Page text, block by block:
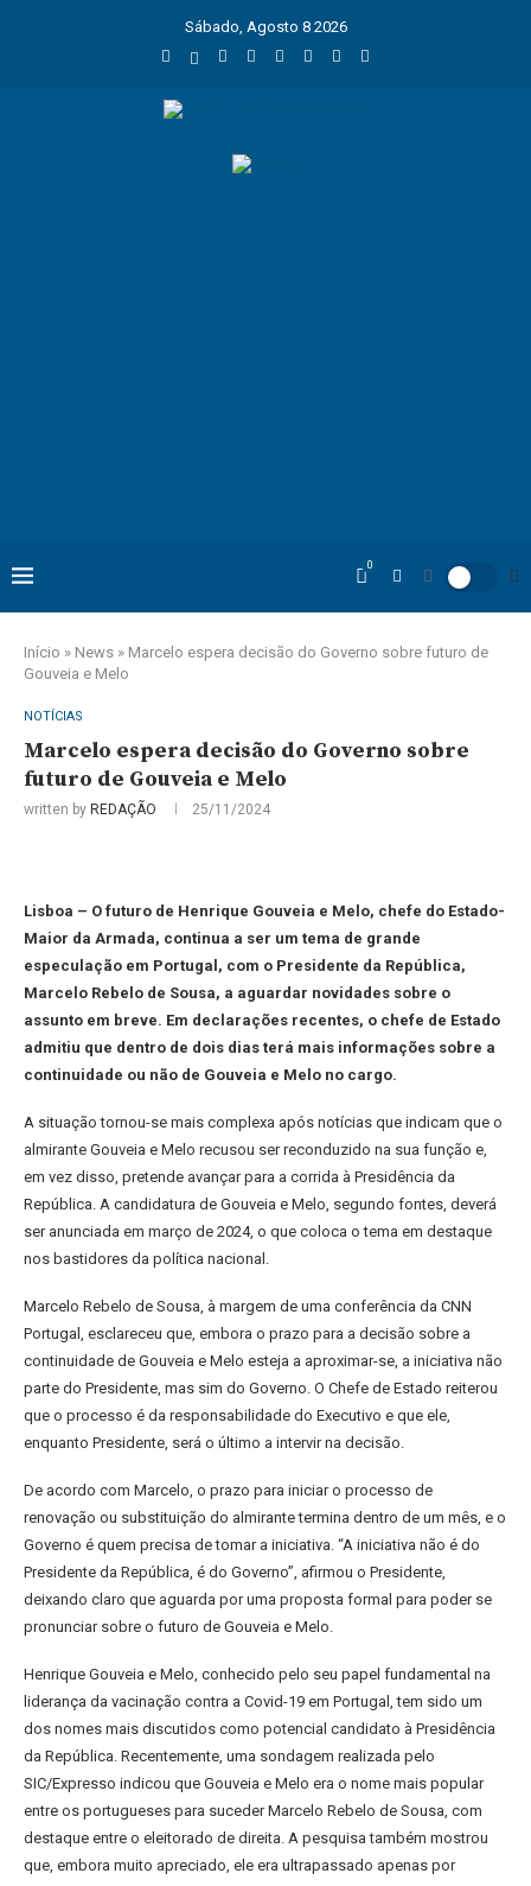
Sábado, Agosto 8 2026
0
Início » News » Marcelo espera decisão do Governo sobre futuro de
Gouveia e Melo
NOTÍCIAS
Marcelo espera decisão do Governo sobre
futuro de Gouveia e Melo
written by REDAÇÃO 25/11/2024
Lisboa – O futuro de Henrique Gouveia e Melo, chefe do Estado-
Maior da Armada, continua a ser um tema de grande
especulação em Portugal, com o Presidente da República,
Marcelo Rebelo de Sousa, a aguardar novidades sobre o
assunto em breve. Em declarações recentes, o chefe de Estado
admitiu que dentro de dois dias terá mais informações sobre a
continuidade ou não de Gouveia e Melo no cargo.
A situação tornou-se mais complexa após notícias que indicam que o
almirante Gouveia e Melo recusou ser reconduzido na sua função e,
em vez disso, pretende avançar para a corrida à Presidência da
República. A candidatura de Gouveia e Melo, segundo fontes, deverá
ser anunciada em março de 2024, o que coloca o tema em destaque
nos bastidores da política nacional.
Marcelo Rebelo de Sousa, à margem de uma conferência da CNN
Portugal, esclareceu que, embora o prazo para a decisão sobre a
continuidade de Gouveia e Melo esteja a aproximar-se, a iniciativa não
parte do Presidente, mas sim do Governo. O Chefe de Estado reiterou
que o processo é da responsabilidade do Executivo e que ele,
enquanto Presidente, será o último a intervir na decisão.
De acordo com Marcelo, o prazo para iniciar o processo de
renovação ou substituição do almirante termina dentro de um mês, e o
Governo é quem precisa de tomar a iniciativa. “A iniciativa não é do
Presidente da República, é do Governo”, afirmou o Presidente,
deixando claro que aguarda por uma proposta formal para poder se
pronunciar sobre o futuro de Gouveia e Melo.
Henrique Gouveia e Melo, conhecido pelo seu papel fundamental na
liderança da vacinação contra a Covid-19 em Portugal, tem sido um
dos nomes mais discutidos como potencial candidato à Presidência
da República. Recentemente, uma sondagem realizada pelo
SIC/Expresso indicou que Gouveia e Melo era o nome mais popular
entre os portugueses para suceder Marcelo Rebelo de Sousa, com
destaque entre o eleitorado de direita. A pesquisa também mostrou
que, embora muito apreciado, ele era ultrapassado apenas por